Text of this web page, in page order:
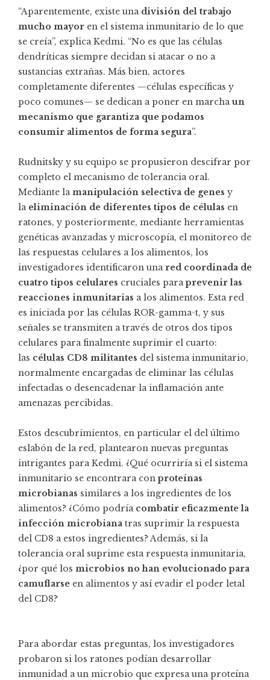
“Aparentemente, existe una división del trabajo
mucho mayor en el sistema inmunitario de lo que
se creía”, explica Kedmi. “No es que las células
dendríticas siempre decidan si atacar o no a
sustancias extrañas. Más bien, actores
completamente diferentes —células específicas y
poco comunes— se dedican a poner en marchaun
mecanismo que garantiza que podamos
consumir alimentos de forma segura”.
Rudnitsky y su equipo se propusieron descifrar por
completo el mecanismo de tolerancia oral.
Mediante lamanipulación selectiva de genes y
la eliminación de diferentes tipos de células en
ratones, y posteriormente, mediante herramientas
genéticas avanzadas y microscopía, el monitoreo de
las respuestas celulares a los alimentos, los
investigadores identificaron unared coordinada de
cuatro tipos celulares cruciales paraprevenir las
reacciones inmunitarias a los alimentos. Esta red
es iniciada por las células ROR-gamma-t, y sus
señales se transmiten a través de otros dos tipos
celulares para finalmente suprimir el cuarto:
las células CD8 militantes del sistema inmunitario,
normalmente encargadas de eliminar las células
infectadas o desencadenar la inflamación ante
amenazas percibidas.
Estos descubrimientos, en particular el del último
eslabón de la red, plantearon nuevas preguntas
intrigantes para Kedmi. ¿Qué ocurriría si el sistema
inmunitario se encontrara con proteínas
microbianas similares a los ingredientes de los
alimentos? ¿Cómo podría combatir eficazmente la
infección microbiana tras suprimir la respuesta
del CD8 a estos ingredientes? Además, si la
tolerancia oral suprime esta respuesta inmunitaria,
¿por qué los microbios no han evolucionado para
camuflarse en alimentos y así evadir el poder letal
del CD8?
Para abordar estas preguntas, los investigadores
probaron si los ratones podían desarrollar
inmunidad a un microbio que expresa una proteína